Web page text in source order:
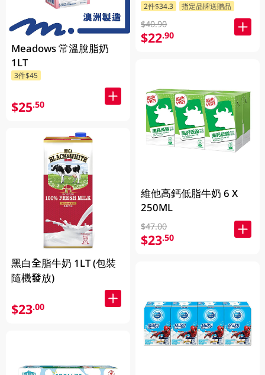
Meadows 常溫脫脂奶
1LT
3件$45
$25.50
黑白全脂牛奶 1LT (包裝
隨機發放)
$23.00
2件$34.3 指定品牌送贈品
$40.90
$22.90
維他高鈣低脂牛奶 6 X
250ML
$47.00
$23.50